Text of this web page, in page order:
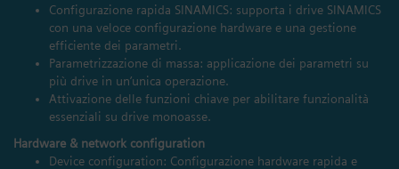
Configurazione rapida SINAMICS: supporta i drive SINAMICS
con una veloce configurazione hardware e una gestione
efficiente dei parametri.
Parametrizzazione di massa: applicazione dei parametri su
più drive in un’unica operazione.
Attivazione delle funzioni chiave per abilitare funzionalità
essenziali su drive monoasse.
Hardware & network configuration
Device configuration: Configurazione hardware rapida e